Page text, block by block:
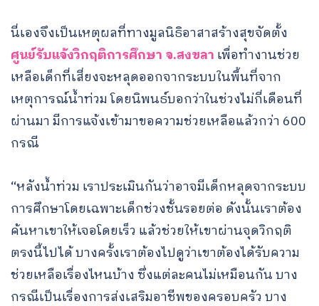
นี่เองจึงเป็นเหตุผลที่ทางมูลนิธิอาสาสร้างสุขจัดตั้ง
ศูนย์รับแจ้งวิกฤติการศึกษา จ.สงขลา เพื่อทำงานช่วย
เหลือเด็กที่เสี่ยงจะหลุดออกจากระบบในพื้นที่จาก
เหตุการณ์น้ำท่วม โดยนิพนธ์บอกว่าในช่วงไม่กี่เดือนที่
ผ่านมา มีการแจ้งเข้ามาขอความช่วยเหลือแล้วกว่า 600
กรณี
“หลังน้ำท่วม เราประเมินกันว่าอาจมีเด็กหลุดจากระบบ
การศึกษาโดยเฉพาะเด็กช่วงชั้นรอยต่อ ดังนั้นเราต้อง
ค้นหาเขาให้เจอโดยเร็ว แล้วช่วยให้เขาผ่านจุดวิกฤติ
ตรงนี้ไปได้ บางครั้งเราต้องไปดูว่าเขาต้องได้รับความ
ช่วยเหลือเรื่องไหนบ้าง ซึ่งแต่ละคนไม่เหมือนกัน บาง
กรณีเป็นเรื่องการส่งเสริมอาชีพของครอบครัว บาง